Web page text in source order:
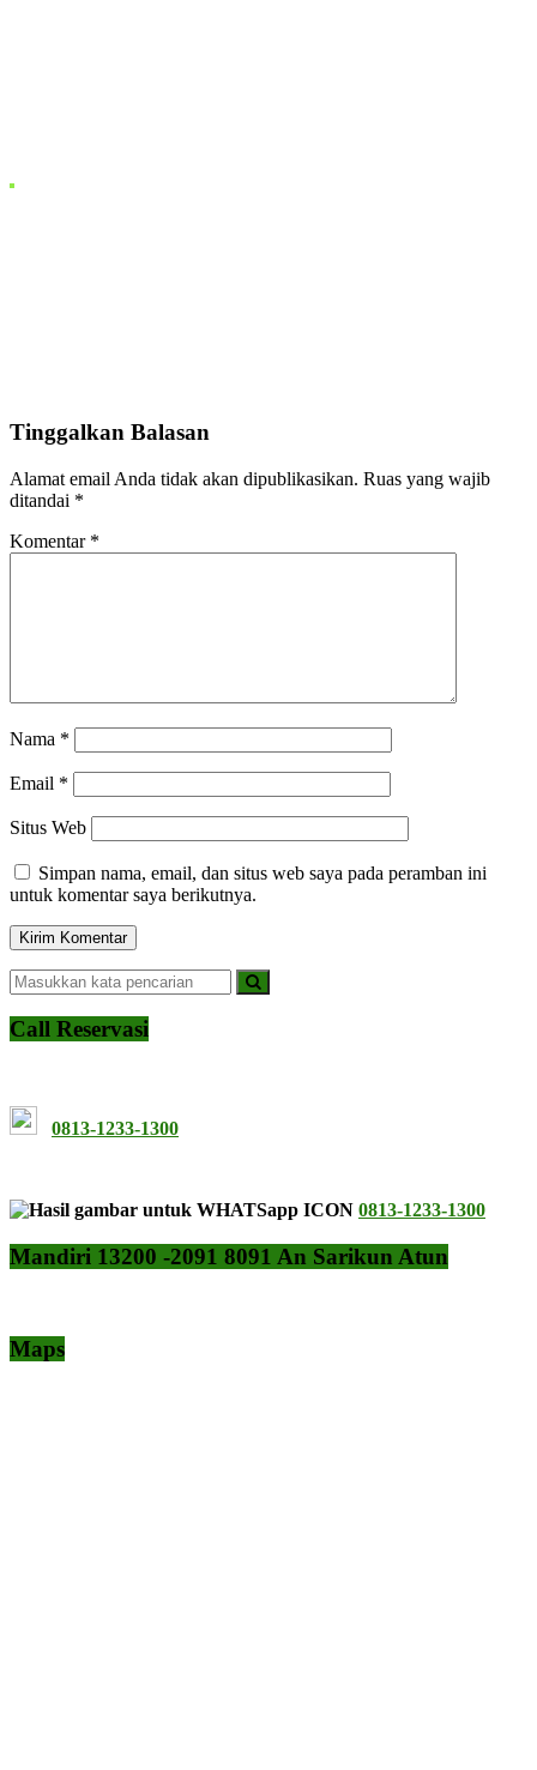
Tinggalkan Balasan
Alamat email Anda tidak akan dipublikasikan. Ruas yang wajib
ditandai *
Komentar *
Nama *
Email *
Situs Web
Simpan nama, email, dan situs web saya pada peramban ini
untuk komentar saya berikutnya.
Call Reservasi
0813-1233-1300
0813-1233-1300
Mandiri 13200 -2091 8091 An Sarikun Atun
Maps